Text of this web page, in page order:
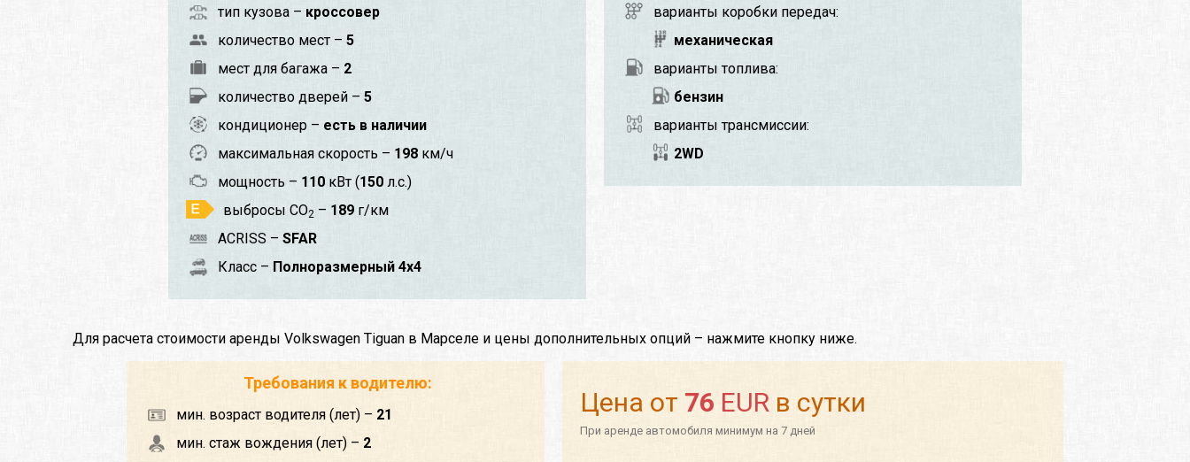
тип кузова – кроссовер
количество мест – 5
мест для багажа – 2
количество дверей – 5
кондиционер – есть в наличии
максимальная скорость – 198 км/ч
мощность – 110 кВт (150 л.с.)
выбросы CO2 – 189 г/км
ACRISS – SFAR
Класс – Полноразмерный 4x4
варианты коробки передач:
механическая
варианты топлива:
бензин
варианты трансмиссии:
2WD
Для расчета стоимости аренды Volkswagen Tiguan в Марселе и цены дополнительных опций – нажмите кнопку ниже.
Требования к водителю:
мин. возраст водителя (лет) – 21
мин. стаж вождения (лет) – 2
Цена от 76 EURв сутки
При аренде автомобиля минимум на 7 дней